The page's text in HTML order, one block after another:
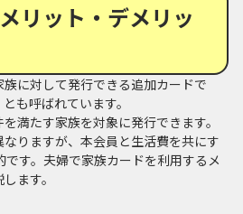
リット・デメリッ
に対して発行できる追加カードで
も呼ばれています。
満たす家族を対象に発行できます。
りますが、本会員と生活費を共にす
す。夫婦で家族カードを利用するメ
ます。